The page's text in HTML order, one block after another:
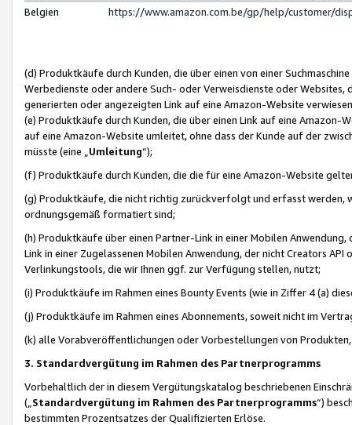
Belgien
https://www.amazon.com.be/gp/help/customer/
(d) Produktkäufe durch Kunden, die über einen von einer
Werbedienste oder andere Such- oder Verweisdienste oder Websites,
generierten oder angezeigten Link auf eine Amazon-Website
(e) Produktkäufe durch Kunden, die über einen Link auf eine
auf eine Amazon-Website umleitet, ohne dass der Kunde auf der
müsste (eine „ Umleitung“);
(f) Produktkäufe durch Kunden, die die für eine Amazon-Website
(g) Produktkäufe, die nicht richtig zurückverfolgt und erfasst werden,
ordnungsgemäß formatiert sind;
(h) Produktkäufe über einen Partner-Link in einer Mobilen
Link in einer Zugelassenen Mobilen Anwendung, der nicht Creators
Verlinkungstools, die wir Ihnen ggf. zur Verfügung stellen, nutzt;
(i) Produktkäufe im Rahmen eines Bounty Events (wie in Ziffer 4 (a)
(j) Produktkäufe im Rahmen eines Abonnements, soweit nicht im
(k) alle Vorabveröffentlichungen oder Vorbestellungen von
3. Standardvergütung im Rahmen des Partnerprogramms
Vorbehaltlich der in diesem Vergütungskatalog beschriebenen
(„ Standardvergütung im Rahmen des Partnerprogramms“)
bestimmten Prozentsatzes der Qualifizierten Erlöse.